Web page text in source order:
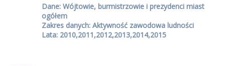
Dane: Wójtowie, burmistrzowie i prezydenci miast
ogółem
Zakres danych: Aktywność zawodowa ludności
Lata: 2010,2011,2012,2013,2014,2015